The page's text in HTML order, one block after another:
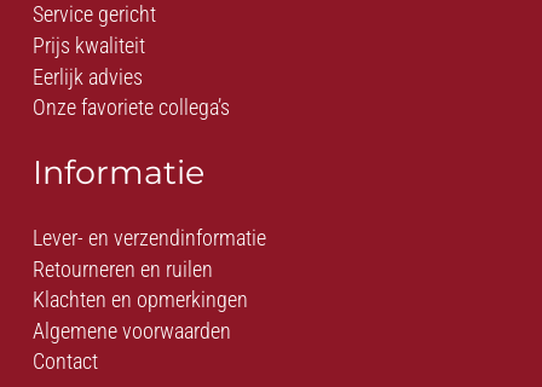
Service gericht
Prijs kwaliteit
Eerlijk advies
Onze favoriete collega’s
Informatie
Lever- en verzendinformatie
Retourneren en ruilen
Klachten en opmerkingen
Algemene voorwaarden
Contact